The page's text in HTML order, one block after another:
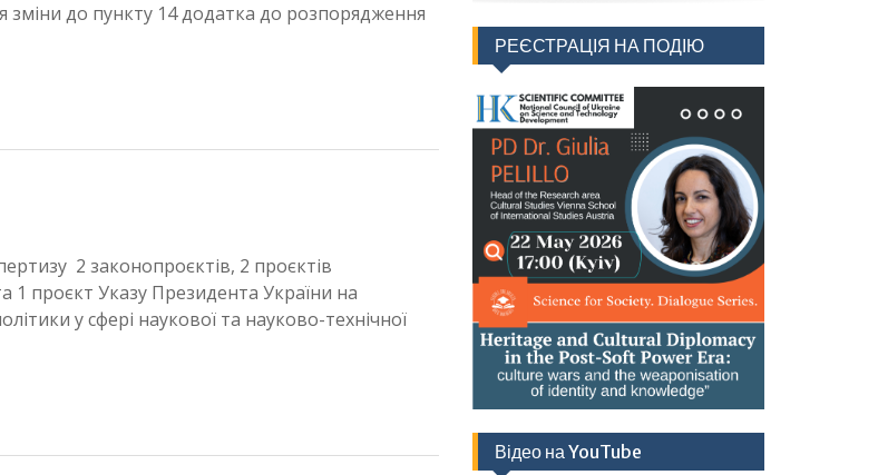
зміни до пункту 14 додатка до розпорядження
2 законопроєктів, 2 проєктів
1 проєкт Указу Президента України на
у сфері наукової та науково-технічної
РЕЄСТРАЦІЯ НА ПОДІЮ
Відео на YouTube